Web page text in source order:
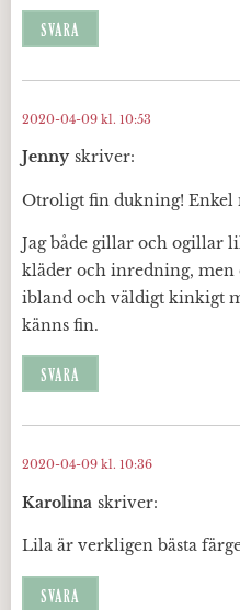
SVARA
Jenny skriver:
2020-04-09 kl. 10:53
Otroligt fin dukning! Enkel
Jag både gillar och ogillar
kläder och inredning, men
ibland och väldigt kinkigt
känns fin.
SVARA
Karolina skriver:
2020-04-09 kl. 10:36
Lila är verkligen bästa
SVARA